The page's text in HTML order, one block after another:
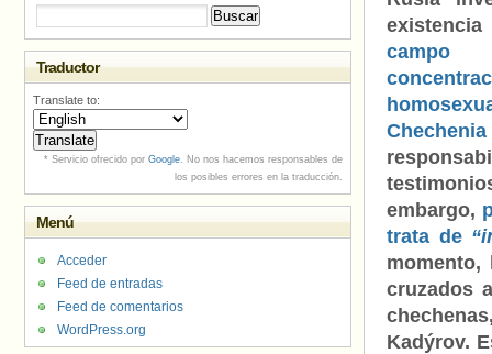
campo
Chechenia
embargo,
trata de
momento,
cruzados
Kadýrov.
Traductor
Translate to:
* Servicio ofrecido por Google. No nos hacemos responsables de
los posibles errores en la traducción.
Menú
Acceder
Feed de entradas
Feed de comentarios
WordPress.org